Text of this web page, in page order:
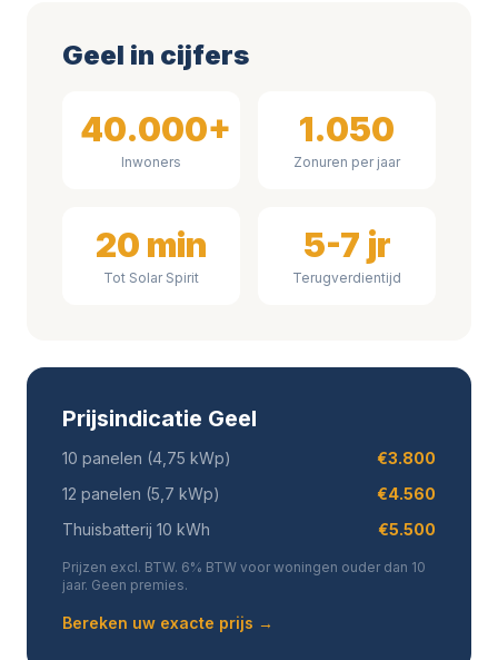
Geel in cijfers
40.000+
Inwoners
1.050
Zonuren per jaar
20 min
Tot Solar Spirit
5-7 jr
Terugverdientijd
Prijsindicatie Geel
10 panelen (4,75 kWp)
€3.800
12 panelen (5,7 kWp)
€4.560
Thuisbatterij 10 kWh
€5.500
Prijzen excl. BTW. 6% BTW voor woningen ouder dan 10
jaar. Geen premies.
Bereken uw exacte prijs →